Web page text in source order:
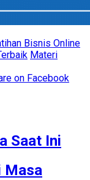
Bisnis Online
Materi
on Facebook
Saat Ini
Masa